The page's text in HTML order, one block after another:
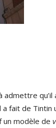
fait de Tintin
un modèle de